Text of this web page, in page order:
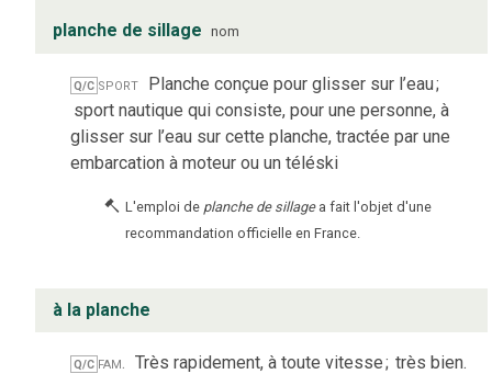
planche de sillage nom
Q/C sport Planche conçue pour glisser sur l’eau;
sport nautique qui consiste, pour une personne, à
glisser sur l’eau sur cette planche, tractée par une
embarcation à moteur ou un téléski
L'emploi de planche de sillage a fait l'objet d'une
recommandation officielle en France.
à la planche
Q/C fam. Très rapidement, à toute vitesse; très bien.